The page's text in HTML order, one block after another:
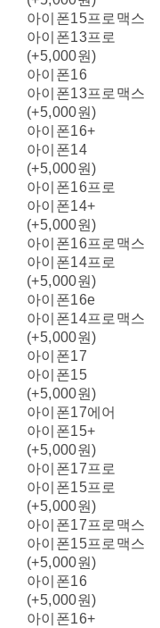
아이폰15프로맥스
아이폰13프로
(+5,000원)
아이폰16
아이폰13프로맥스
(+5,000원)
아이폰16+
아이폰14
(+5,000원)
아이폰16프로
아이폰14+
(+5,000원)
아이폰16프로맥스
아이폰14프로
(+5,000원)
아이폰16e
아이폰14프로맥스
(+5,000원)
아이폰17
아이폰15
(+5,000원)
아이폰17에어
아이폰15+
(+5,000원)
아이폰17프로
아이폰15프로
(+5,000원)
아이폰17프로맥스
아이폰15프로맥스
(+5,000원)
아이폰16
(+5,000원)
아이폰16+